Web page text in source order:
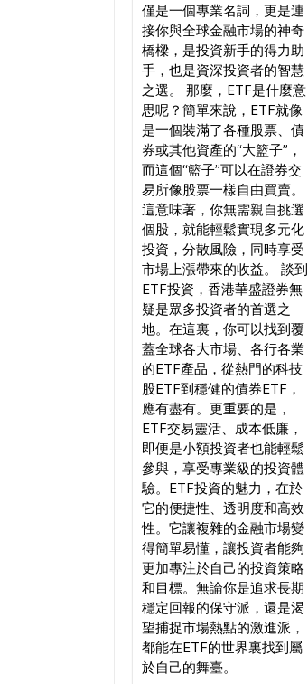
僅是一個專業名詞，更是連
接你與全球金融市場的神奇
橋樑，是投資新手的得力助
手，也是資深投資者的智慧
之選。 那麼，ETF是什麼意
思呢？簡單來說，ETF就像
是一個裝滿了各種股票、債
券或其他資產的“大籃子”，
而這個“籃子”可以在證券交
易所像股票一樣自由買賣。
這意味著，你無需親自挑選
個股，就能輕鬆實現多元化
投資，分散風險，同時享受
市場上漲帶來的收益。 談到
ETF投資，香港華盛證券無
疑是眾多投資者的首選之
地。在這裏，你可以找到覆
蓋全球各大市場、各行各業
的ETF產品，從熱門的科技
股ETF到穩健的債券ETF，
應有盡有。更重要的是，
ETF交易靈活、成本低廉，
即便是小額投資者也能輕鬆
參與，享受專業級的投資體
驗。ETF投資的魅力，在於
它的便捷性、透明度和高效
性。它讓複雜的金融市場變
得簡單易懂，讓投資者能夠
更加專注於自己的投資策略
和目標。無論你是追求長期
穩定回報的保守派，還是渴
望捕捉市場熱點的激進派，
都能在ETF的世界裏找到屬
於自己的舞臺。